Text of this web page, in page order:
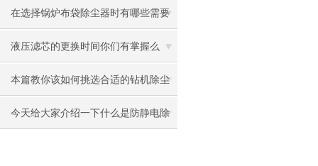
搅拌站除尘滤芯了
在选择锅炉布袋除尘器时有哪些需要
了解的呢
液压滤芯的更换时间你们有掌握么
本篇教你该如何挑选合适的钻机除尘
滤芯
今天给大家介绍一下什么是防静电除